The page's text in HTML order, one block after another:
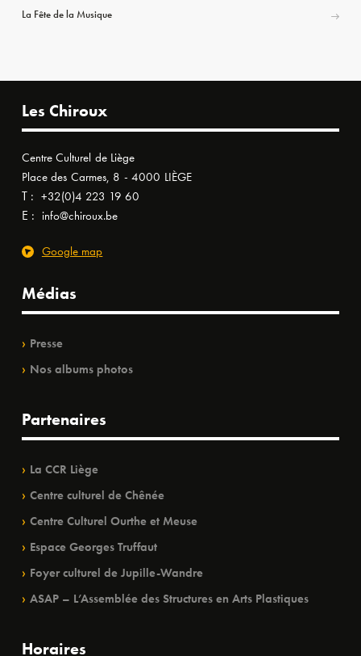
La Fête de la Musique
Les Chiroux
Centre Culturel de Liège
Place des Carmes, 8 - 4000 LIÈGE
T : +32(0)4 223 19 60
E : info@chiroux.be
Google map
Médias
Presse
Nos albums photos
Partenaires
La CCR Liège
Centre culturel de Chênée
Centre Culturel Ourthe et Meuse
Espace Georges Truffaut
Foyer culturel de Jupille-Wandre
ASAP – L’Assemblée des Structures en Arts Plastiques
Horaires